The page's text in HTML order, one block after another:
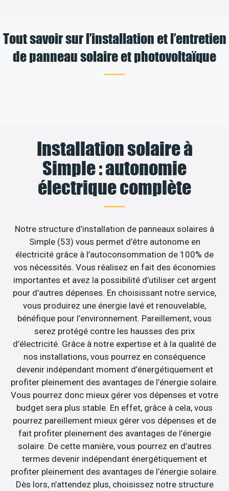
Tout savoir sur l’installation et l’entretien
de panneau solaire et photovoltaïque
Installation solaire à
Simple : autonomie
électrique complète
Notre structure d’installation de panneaux solaires à
Simple (53) vous permet d’être autonome en
électricité grâce à l’autoconsommation de 100% de
vos nécessités. Vous réalisez en fait des économies
importantes et avez la possibilité d’utiliser cet argent
pour d’autres dépenses. En choisissant notre service,
vous produirez une énergie lavé et renouvelable,
bénéfique pour l’environnement. Pareillement, vous
serez protégé contre les hausses des prix
d’électricité. Grâce à notre expertise et à la qualité de
nos installations, vous pourrez en conséquence
devenir indépendant moment d’énergétiquement et
profiter pleinement des avantages de l’énergie solaire.
Vous pourrez donc mieux gérer vos dépenses et votre
budget sera plus stable. En effet, grâce à cela, vous
pourrez pareillement mieux gérer vos dépenses et de
fait profiter pleinement des avantages de l’énergie
solaire. De cette manière, vous pourrez en d’autres
termes devenir indépendant énergétiquement et
profiter pleinement des avantages de l’énergie solaire.
Dès lors, n’attendez plus, choisissez notre structure